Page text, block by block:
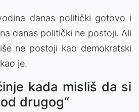
danas politički gotovo i
danas politički ne postoji. Ali
ne postoji kao demokratski
je.
kada misliš da si
drugog“